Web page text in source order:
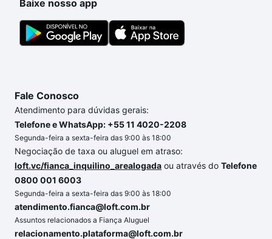
Baixe nosso app
Fale Conosco
Atendimento para dúvidas gerais:
Telefone e WhatsApp: +55 11 4020-2208
Segunda-feira a sexta-feira das 9:00 às 18:00
Negociação de taxa ou aluguel em atraso:
loft.vc/fianca_inquilino_arealogada ou através do Telefone
0800 001 6003
Segunda-feira a sexta-feira das 9:00 às 18:00
atendimento.fianca@loft.com.br
Assuntos relacionados a Fiança Aluguel
relacionamento.plataforma@loft.com.br